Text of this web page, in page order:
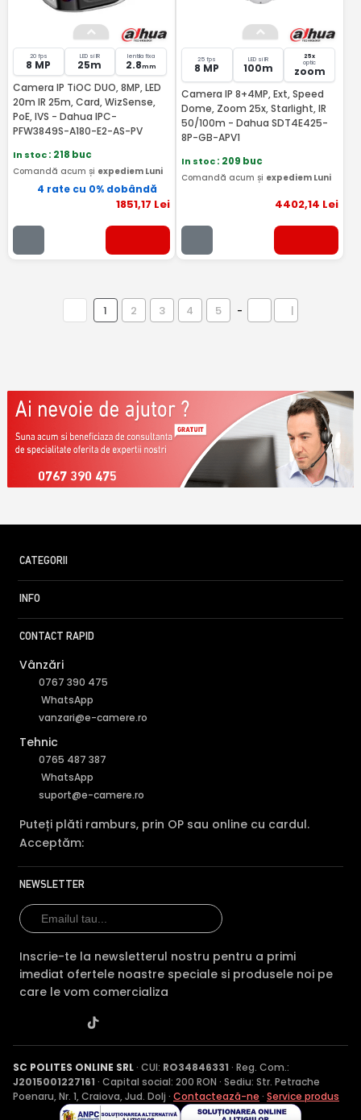
20 fps
8 MP
LED si IR
25m
lentila fixa
2.8mm
Camera IP TiOC DUO, 8MP, LED
20m IR 25m, Card, WizSense,
PoE, IVS - Dahua IPC-
PFW3849S-A180-E2-AS-PV
In stoc: 218 buc
Comandă acum și expediem Luni
4 rate cu 0% dobândă
1851,17 Lei
25 fps
8 MP
LED si IR
100m
25x
optic
zoom
Camera IP 8+4MP, Ext, Speed
Dome, Zoom 25x, Starlight, IR
50/100m - Dahua SDT4E425-
8P-GB-APV1
In stoc: 209 buc
Comandă acum și expediem Luni
4402,14 Lei
1 2 3 4 5 - |
0767 390 475
CATEGORII
INFO
CONTACT RAPID
Vânzări
0767 390 475
WhatsApp
vanzari@e-camere.ro
Tehnic
0765 487 387
WhatsApp
suport@e-camere.ro
Puteți plăti ramburs, prin OP sau online cu cardul.
Acceptăm:
NEWSLETTER
Inscrie-te la newsletterul nostru pentru a primi
imediat ofertele noastre speciale si produsele noi pe
care le vom comercializa
SC POLITES ONLINE SRL· CUI: RO34846331 · Reg. Com.:
J2015001227161 · Capital social: 200 RON · Sediu: Str. Petrache
Poenaru, Nr. 1, Craiova, Jud. Dolj · Contactează-ne · Service produs